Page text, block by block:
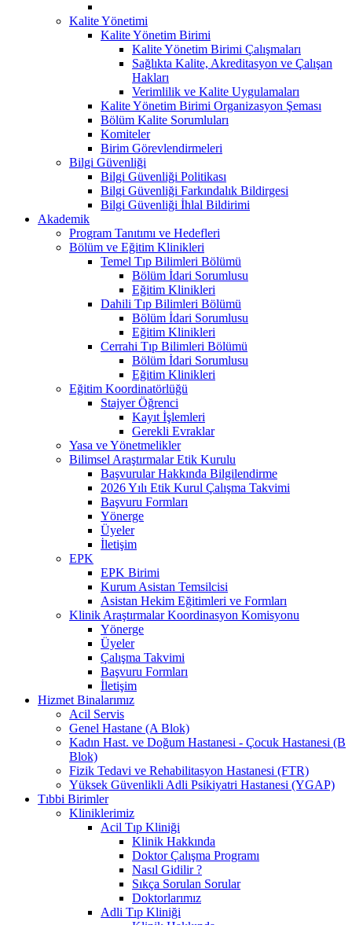
Kalite Yönetimi
Kalite Yönetim Birimi
Kalite Yönetim Birimi Çalışmaları
Sağlıkta Kalite, Akreditasyon ve Çalışan
Hakları
Verimlilik ve Kalite Uygulamaları
Kalite Yönetim Birimi Organizasyon Şeması
Bölüm Kalite Sorumluları
Komiteler
Birim Görevlendirmeleri
Bilgi Güvenliği
Bilgi Güvenliği Politikası
Bilgi Güvenliği Farkındalık Bildirgesi
Bilgi Güvenliği İhlal Bildirimi
Akademik
Program Tanıtımı ve Hedefleri
Bölüm ve Eğitim Klinikleri
Temel Tıp Bilimleri Bölümü
Bölüm İdari Sorumlusu
Eğitim Klinikleri
Dahili Tıp Bilimleri Bölümü
Bölüm İdari Sorumlusu
Eğitim Klinikleri
Cerrahi Tıp Bilimleri Bölümü
Bölüm İdari Sorumlusu
Eğitim Klinikleri
Eğitim Koordinatörlüğü
Stajyer Öğrenci
Kayıt İşlemleri
Gerekli Evraklar
Yasa ve Yönetmelikler
Bilimsel Araştırmalar Etik Kurulu
Başvurular Hakkında Bilgilendirme
2026 Yılı Etik Kurul Çalışma Takvimi
Başvuru Formları
Yönerge
Üyeler
İletişim
EPK
EPK Birimi
Kurum Asistan Temsilcisi
Asistan Hekim Eğitimleri ve Formları
Klinik Araştırmalar Koordinasyon Komisyonu
Yönerge
Üyeler
Çalışma Takvimi
Başvuru Formları
İletişim
Hizmet Binalarımız
Acil Servis
Genel Hastane (A Blok)
Kadın Hast. ve Doğum Hastanesi - Çocuk Hastanesi (B
Blok)
Fizik Tedavi ve Rehabilitasyon Hastanesi (FTR)
Yüksek Güvenlikli Adli Psikiyatri Hastanesi (YGAP)
Tıbbi Birimler
Kliniklerimiz
Acil Tıp Kliniği
Klinik Hakkında
Doktor Çalışma Programı
Nasıl Gidilir ?
Sıkça Sorulan Sorular
Doktorlarımız
Adli Tıp Kliniği